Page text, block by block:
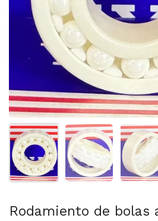
Mostrar diapositiva 1
Mostrar
Rodamiento de bolas